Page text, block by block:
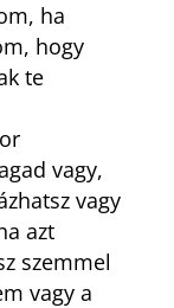
ha
hogy
te
vagy,
vagy
azt
szemmel
vagy a